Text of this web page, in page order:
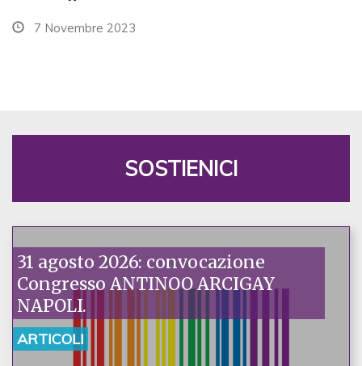
7 Novembre 2023
SOSTIENICI
31 agosto 2026: convocazione
Congresso ANTINOO ARCIGAY
NAPOLI.
ARTICOLI